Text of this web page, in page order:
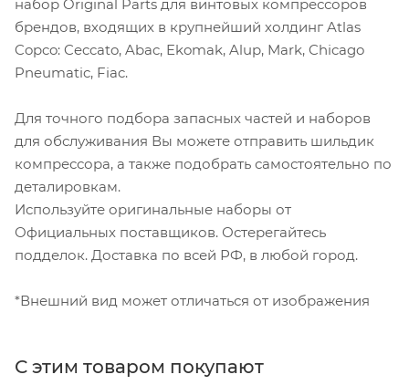
набор Original Parts для винтовых компрессоров
брендов, входящих в крупнейший холдинг Atlas
Copco: Ceccato, Abac, Ekomak, Alup, Mark, Chicago
Pneumatic, Fiac.
Для точного подбора запасных частей и наборов
для обслуживания Вы можете отправить шильдик
компрессора, а также подобрать самостоятельно по
деталировкам.
Используйте оригинальные наборы от
Официальных поставщиков. Остерегайтесь
подделок. Доставка по всей РФ, в любой город.
*Внешний вид может отличаться от изображения
С этим товаром покупают